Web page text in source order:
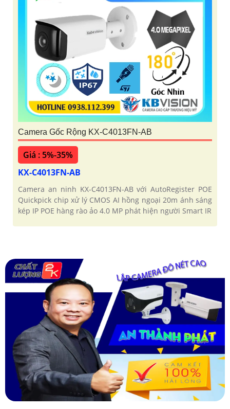
Camera Gốc Rộng KX-C4013FN-AB
Giá : 5%-35%
KX-C4013FN-AB
Camera an ninh KX-C4013FN-AB với AutoRegister POE
Quickpick chip xử lý CMOS AI hồng ngoại 20m ánh sáng
kép IP POE hàng rào ảo 4.0 MP phát hiện người Smart IR